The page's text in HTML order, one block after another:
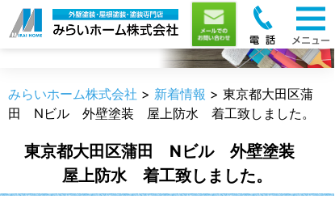
新着情報
みらいホーム株式会社 > 新着情報 > 東京都大田区蒲
田 Nビル 外壁塗装 屋上防水 着工致しました。
東京都大田区蒲田 Nビル 外壁塗装
屋上防水 着工致しました。